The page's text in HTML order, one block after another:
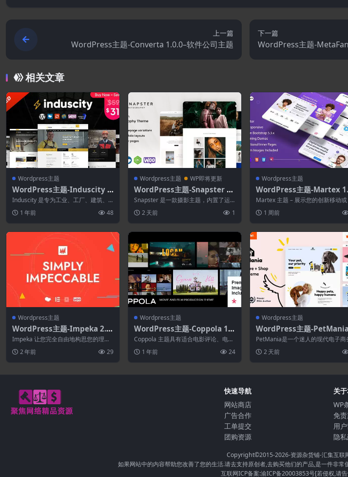
上一篇
WordPress主题-Converta 1.0.0–软件公司主题
下一篇
WordPress主题-
uddyPress主题
相关文章
Wordpress主题
WordPress主题-Induscity 1.
4.7–工厂和制造WordPress主
题
Induscity 是专为工业、工厂、建筑、
路...1 年前 48
Wordpress主题 WP即将更新
WordPress主題-Snapster 1.
2.0–摄影WordPress主题
Snapster 是一款摄影主题，内置了运
约、...2 天前 1
Wordpress主题
WordPress主题-Martex
2–软件.SaaS和启动登陆页面
ordPress主题
Martex 主题 – 展示您的创新移动或
1 周前
Wordpress主题
WordPress主题-Impeka 2.0.
5–创意多用途WordPress主题
Impeka 让您完全自由地构思您的理想
2 年前 29
Wordpress主题
WordPress主题-Coppola 1.
4.1–电影和影片制作主题
Coppola 主题具有适合电影评论、电影
网站...1 年前 24
Wordpress主题
WordPress主题-
5–宠物店和护理
o WordPress主题
PetMania是一个迷人的现代电子商
2 天前
快速导航
网站商店
广告合作
工单提交
团购资源
关
WP
免
用
隐
Copyright©2015-2026-资源杂货铺-汇集互联
如果网站中的内容帮助您改善了您的生活.请去支持原创者,去购买他们的产品,是一件非
互联网ICP备案:渝ICP备20003853号[若侵权,请